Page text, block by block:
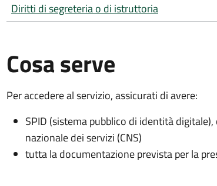
Diritti di segreteria o di istruttoria
Cosa serve
Per accedere al servizio, assicurati di avere:
SPID (sistema pubblico di identità
nazionale dei servizi (CNS)
tutta la documentazione prevista per la